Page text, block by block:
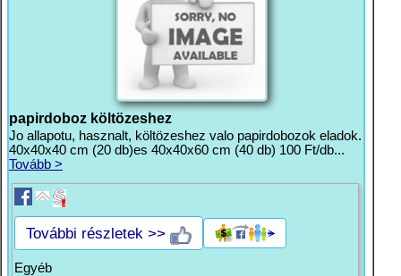
papirdoboz költözeshez
Jo allapotu, hasznalt, költözeshez valo papirdobozok eladok.
40x40x40 cm (20 db)es 40x40x60 cm (40 db) 100 Ft/db...
Tovább >
További részletek >>
Egyéb